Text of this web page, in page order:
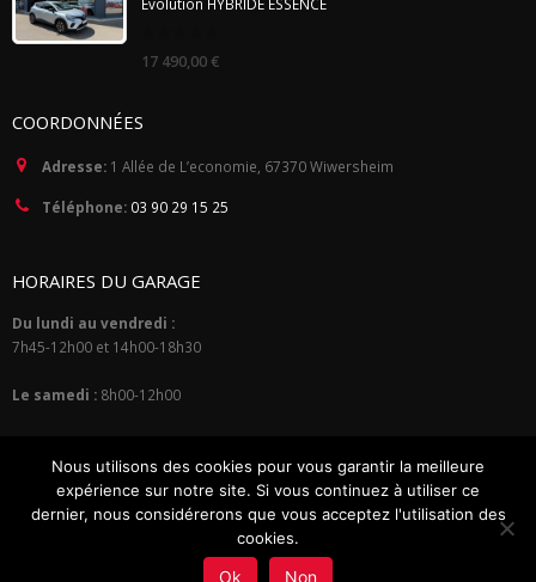
out
17 490,00 €
COORDONNÉES
Adresse: 1 Allée de L’economie, 67370 Wiwersheim
Téléphone: 03 90 29 15 25
HORAIRES DU GARAGE
Du lundi au vendredi :
7h45-12h00 et 14h00-18h30
Le samedi : 8h00-12h00
© Copyright 2015. Tous droits réservés.Mentions Légales
Nous utilisons des cookies pour vous garantir la meilleure
expérience sur notre site. Si vous continuez à utiliser ce
dernier, nous considérerons que vous acceptez l'utilisation des
cookies.
Ok Non